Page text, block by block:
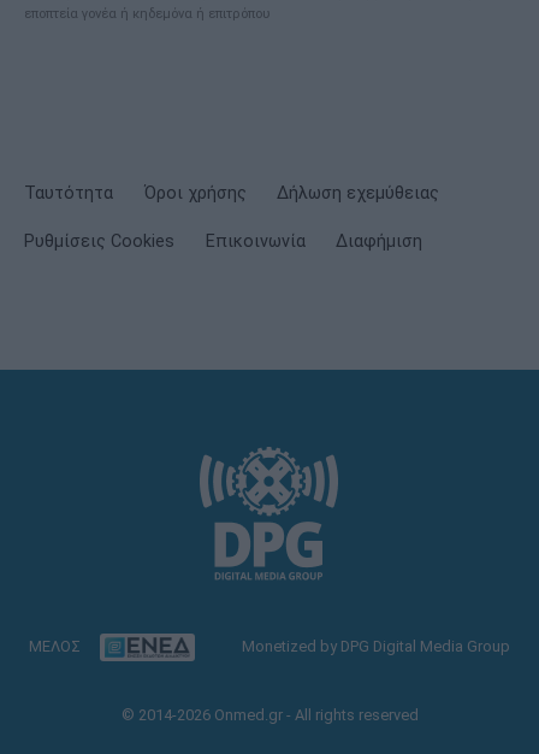
εποπτεία γονέα ή κηδεμόνα ή επιτρόπου
Ταυτότητα Όροι χρήσης Δήλωση εχεμύθειας
Ρυθμίσεις Cookies Επικοινωνία Διαφήμιση
ΜΕΛΟΣ Monetized by DPG Digital Media Group
© 2014-2026 Onmed.gr - All rights reserved